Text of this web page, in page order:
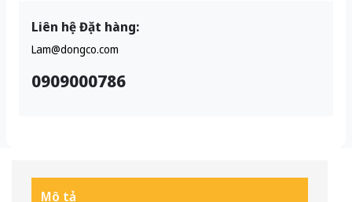
Liên hệ Đặt hàng:
Lam@dongco.com
0909000786
Mô tả